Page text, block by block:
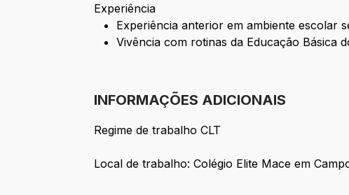
Experiência
Experiência anterior em ambiente escolar
Vivência com rotinas da Educação Básica
INFORMAÇÕES ADICIONAIS
Regime de trabalho CLT
Local de trabalho: Colégio Elite Mace em